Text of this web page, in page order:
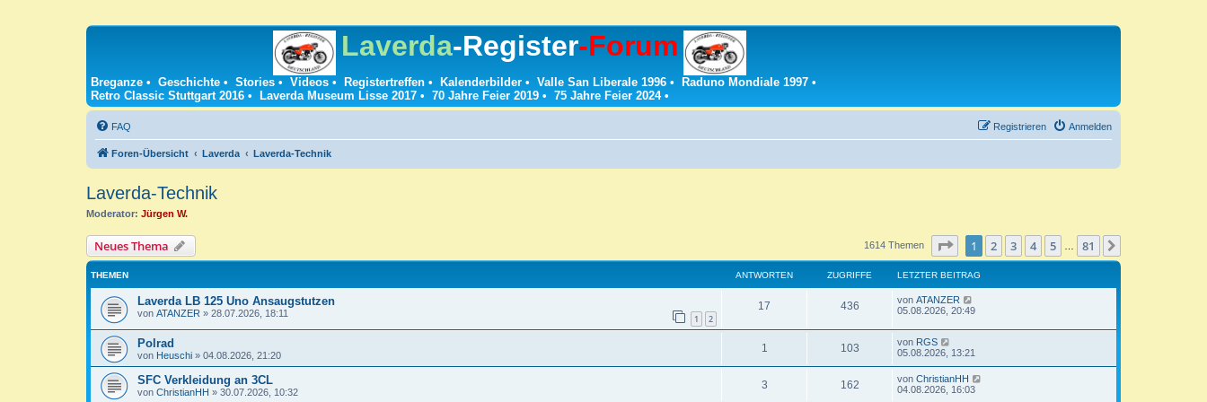
Laverda-Register-Forum
Breganze • Geschichte • Stories • Videos • Registertreffen • Kalenderbilder • Valle San Liberale 1996 • Raduno Mondiale 1997 •
Retro Classic Stuttgart 2016 • Laverda Museum Lisse 2017 • 70 Jahre Feier 2019 • 75 Jahre Feier 2024•
FAQ Anmelden
Registrieren
Foren-Übersicht Laverda Laverda-Technik
Laverda-Technik
Moderator: Jürgen W.
Neues Thema 1614 Themen Seite von81
1 2 3 4 5 81
THEMEN ANTWORTEN ZUGRIFFE LETZTER BEITRAG
Laverda LB 125 Uno Ansaugstutzen
von ATANZER » 28.07.2026, 18:11 1 2
17
n
436Z
u
g
L
e
z
t
e
e
von ATANZER
05.08.2026, 20:49
Polrad
von Heuschi » 04.08.2026, 21:20
1
n
103Z
u
L
e
t
e
von RGS
05.08.2026, 13:21
SFC Verkleidung an 3CL
von ChristianHH » 30.07.2026, 10:32
3A
162Z
L
e
von ChristianHH
04.08.2026, 16:03